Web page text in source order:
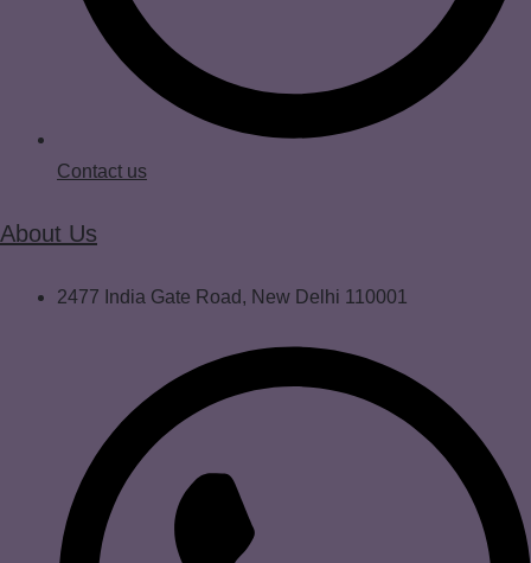
Contact us
About Us
2477 India Gate Road, New Delhi 110001